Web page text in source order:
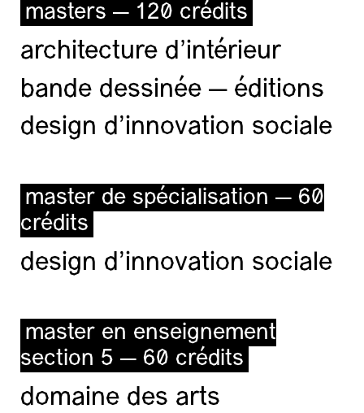
masters — 120 crédits
architecture d’intérieur
bande dessinée — éditions
design d'innovation sociale
master de spécialisation — 60
crédits
design d'innovation sociale
master en enseignement
section 5 — 60 crédits
domaine des arts